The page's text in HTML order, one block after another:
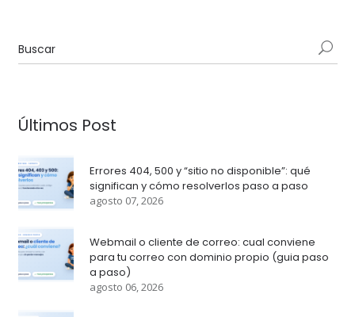
Últimos Post
Errores 404, 500 y “sitio no disponible”: qué
significan y cómo resolverlos paso a paso
agosto 07, 2026
Webmail o cliente de correo: cual conviene
para tu correo con dominio propio (guia paso
a paso)
agosto 06, 2026